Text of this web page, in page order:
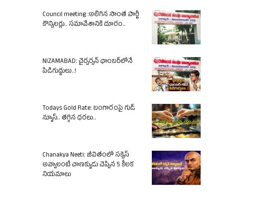
Council meeting :అలిగిన సొంత పార్టీ
కౌన్సిలర్లు.. సమావేశానికి దూరం..
NIZAMABAD: చైర్పర్సన్ ఛాంబర్‌లోనే
పిడిగుద్దులు..!
Todays Gold Rate: బంగారంపై గుడ్
న్యూస్.. తగ్గిన ధరలు..
Chanakya Neeti: జీవితంలో సక్సెస్
అవ్వాలంటే చాణక్యుడు చెప్పిన 5 కీలక
నియమాలు